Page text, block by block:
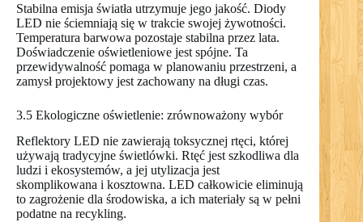
Stabilna emisja światła utrzymuje jego jakość. Diody
LED nie ściemniają się w trakcie swojej żywotności.
Temperatura barwowa pozostaje stabilna przez lata.
Doświadczenie oświetleniowe jest spójne. Ta
przewidywalność pomaga w planowaniu przestrzeni, a
zamysł projektowy jest zachowany na długi czas.
3.5 Ekologiczne oświetlenie: zrównoważony wybór
Reflektory LED nie zawierają toksycznej rtęci, której
używają tradycyjne świetlówki. Rtęć jest szkodliwa dla
ludzi i ekosystemów, a jej utylizacja jest
skomplikowana i kosztowna. LED całkowicie eliminują
to zagrożenie dla środowiska, a ich materiały są w pełni
podatne na recykling.